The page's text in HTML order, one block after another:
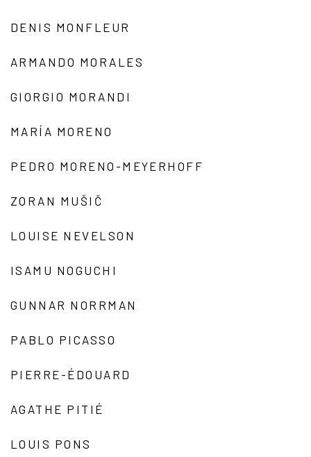
DENIS MONFLEUR
ARMANDO MORALES
GIORGIO MORANDI
MARÍA MORENO
PEDRO MORENO-MEYERHOFF
ZORAN MUŠIČ
LOUISE NEVELSON
ISAMU NOGUCHI
GUNNAR NORRMAN
PABLO PICASSO
PIERRE-ÉDOUARD
AGATHE PITIÉ
LOUIS PONS